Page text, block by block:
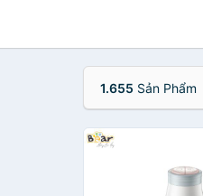
1.655 Sản Phẩm